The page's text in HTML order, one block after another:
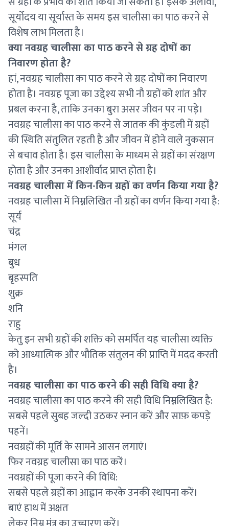
सूर्योदय या सूर्यास्त के समय इस चालीसा का पाठ करने से
विशेष लाभ मिलता है।
क्या नवग्रह चालीसा का पाठ करने से ग्रह दोषों का
निवारण होता है?
हां, नवग्रह चालीसा का पाठ करने से ग्रह दोषों का निवारण
होता है। नवग्रह पूजा का उद्देश्य सभी नौ ग्रहों को शांत और
प्रबल करना है, ताकि उनका बुरा असर जीवन पर ना पड़े।
नवग्रह चालीसा का पाठ करने से जातक की कुंडली में ग्रहों
की स्थिति संतुलित रहती है और जीवन में होने वाले नुकसान
से बचाव होता है। इस चालीसा के माध्यम से ग्रहों का संरक्षण
होता है और उनका आशीर्वाद प्राप्त होता है।
नवग्रह चालीसा में किन-किन ग्रहों का वर्णन किया गया है?
नवग्रह चालीसा में निम्नलिखित नौ ग्रहों का वर्णन किया गया है:
सूर्य
चंद्र
मंगल
बुध
बृहस्पति
शुक्र
शनि
राहु
केतु इन सभी ग्रहों की शक्ति को समर्पित यह चालीसा व्यक्ति
को आध्यात्मिक और भौतिक संतुलन की प्राप्ति में मदद करती
है।
नवग्रह चालीसा का पाठ करने की सही विधि क्या है?
नवग्रह चालीसा का पाठ करने की सही विधि निम्नलिखित है:
सबसे पहले सुबह जल्दी उठकर स्नान करें और साफ़ कपड़े
पहनें।
नवग्रहों की मूर्ति के सामने आसन लगाएं।
फिर नवग्रह चालीसा का पाठ करें।
नवग्रहों की पूजा करने की विधि:
सबसे पहले ग्रहों का आह्वान करके उनकी स्थापना करें।
बाएं हाथ में अक्षत